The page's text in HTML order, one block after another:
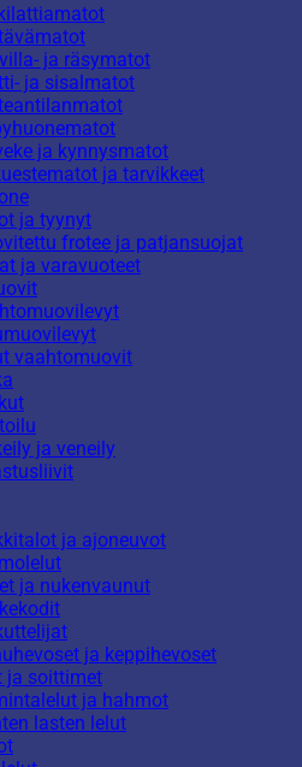
ja räsymatot
ja sisalmatot
ja kynnysmatot
ja tarvikkeet
ja tyynyt
frotee ja patjansuojat
ja varavuoteet
vaahtomuovit
ja veneily
ja ajoneuvot
ja nukenvaunut
ja keppihevoset
ja soittimet
ja hahmot
lasten lelut